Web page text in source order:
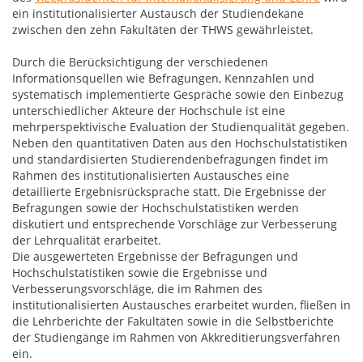
ein institutionalisierter Austausch der Studiendekane
zwischen den zehn Fakultäten der THWS gewährleistet.
Durch die Berücksichtigung der verschiedenen
Informationsquellen wie Befragungen, Kennzahlen und
systematisch implementierte Gespräche sowie den Einbezug
unterschiedlicher Akteure der Hochschule ist eine
mehrperspektivische Evaluation der Studienqualität gegeben.
Neben den quantitativen Daten aus den Hochschulstatistiken
und standardisierten Studierendenbefragungen findet im
Rahmen des institutionalisierten Austausches eine
detaillierte Ergebnisrücksprache statt. Die Ergebnisse der
Befragungen sowie der Hochschulstatistiken werden
diskutiert und entsprechende Vorschläge zur Verbesserung
der Lehrqualität erarbeitet.
Die ausgewerteten Ergebnisse der Befragungen und
Hochschulstatistiken sowie die Ergebnisse und
Verbesserungsvorschläge, die im Rahmen des
institutionalisierten Austausches erarbeitet wurden, fließen in
die Lehrberichte der Fakultäten sowie in die Selbstberichte
der Studiengänge im Rahmen von Akkreditierungsverfahren
ein.